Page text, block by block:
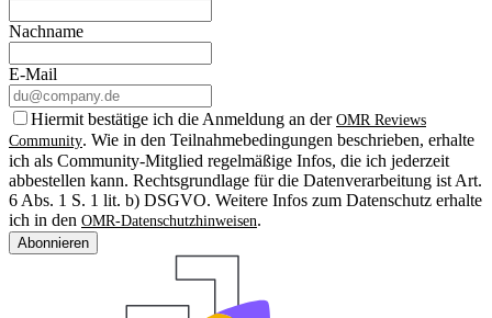
Nachname
E-Mail
Hiermit bestätige ich die Anmeldung an der OMR Reviews
Community. Wie in den Teilnahmebedingungen beschrieben, erhalte
ich als Community-Mitglied regelmäßige Infos, die ich jederzeit
abbestellen kann. Rechtsgrundlage für die Datenverarbeitung ist Art.
6 Abs. 1 S. 1 lit. b) DSGVO. Weitere Infos zum Datenschutz erhalte
ich in den OMR-Datenschutzhinweisen.
Abonnieren